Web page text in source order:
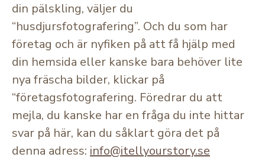
din pälskling, väljer du
“husdjursfotografering”. Och du som har
företag och är nyfiken på att få hjälp med
din hemsida eller kanske bara behöver lite
nya fräscha bilder, klickar på
“företagsfotografering. Föredrar du att
mejla, du kanske har en fråga du inte hittar
svar på här, kan du såklart göra det på
denna adress: info@itellyourstory.se